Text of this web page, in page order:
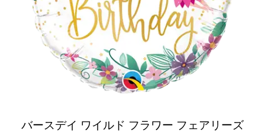
バースデイ ワイルド フラワー フェアリーズ